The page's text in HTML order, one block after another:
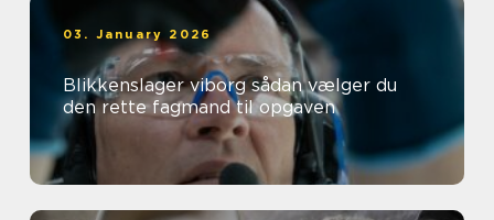
03. January 2026
Blikkenslager viborg sådan vælger du
den rette fagmand til opgaven